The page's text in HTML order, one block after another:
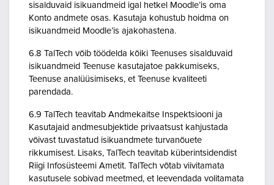
sisalduvaid isikuandmeid igal hetkel Moodle’is oma
Konto andmete osas. Kasutaja kohustub hoidma on
isikuandmeid Moodle’is ajakohastena.
6.8 TalTech võib töödelda kõiki Teenuses sisalduvaid
isikuandmeid Teenuse kasutajatoe pakkumiseks,
Teenuse analüüsimiseks, et Teenuse kvaliteeti
parendada.
6.9 TalTech teavitab Andmekaitse Inspektsiooni ja
Kasutajaid andmesubjektide privaatsust kahjustada
võivast tuvastatud isikuandmete turvanõuete
rikkumisest. Lisaks, TalTech teavitab küberintsidendist
Riigi Infosüsteemi Ametit. TalTech võtab viivitamata
kasutusele sobivad meetmed, et leevendada volitamata